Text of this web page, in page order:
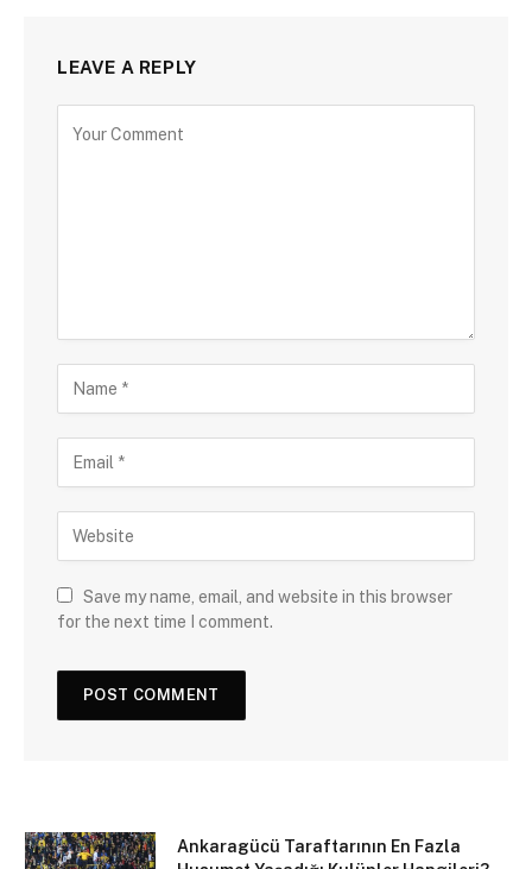
LEAVE A REPLY
Save my name, email, and website in this browser
for the next time I comment.
Ankaragücü Taraftarının En Fazla